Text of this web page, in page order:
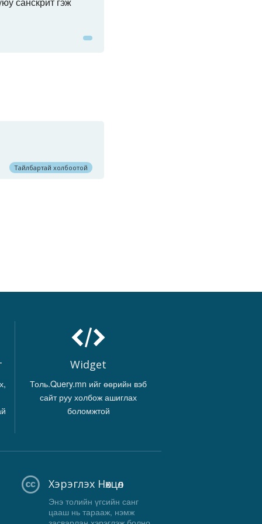
Тайлбартай холбоотой
Widget
Толь.Query.mn ийг өөрийн вэб
сайт руу холбож ашиглах
боломжтой
Хэрэглэх Нөхцөл
Энэ толийн үгсийн санг
цааш нь тарааж, нэмж